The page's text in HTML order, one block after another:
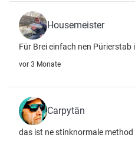
Housemeister
Für Brei einfach nen Pürierstab
vor 3 Monate
Carpytän
das ist ne stinknormale